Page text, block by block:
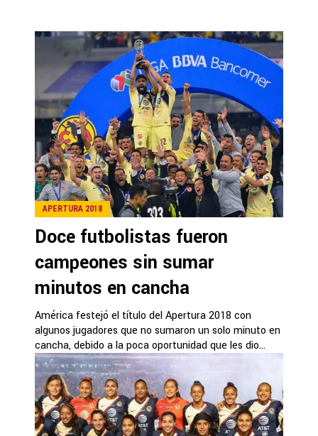
APERTURA 2018
Doce futbolistas fueron
campeones sin sumar
minutos en cancha
América festejó el título del Apertura 2018 con
algunos jugadores que no sumaron un solo minuto en
cancha, debido a la poca oportunidad que les dio...